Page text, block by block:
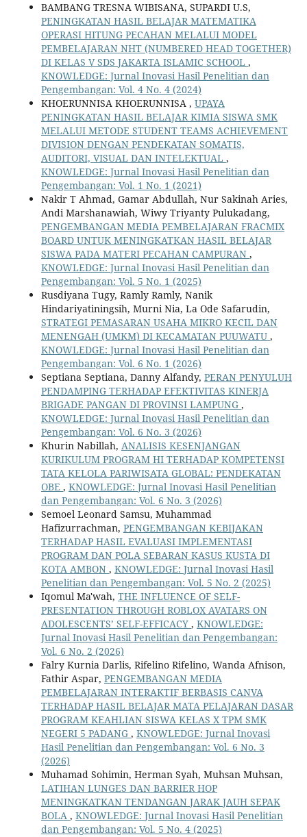
BAMBANG TRESNA WIBISANA, SUPARDI U.S,
PENINGKATAN HASIL BELAJAR MATEMATIKA
OPERASI HITUNG PECAHAN MELALUI MODEL
PEMBELAJARAN NHT (NUMBERED HEAD TOGETHER)
DI KELAS V SDS JAKARTA ISLAMIC SCHOOL ,
KNOWLEDGE: Jurnal Inovasi Hasil Penelitian dan
Pengembangan: Vol. 4 No. 4 (2024)
KHOERUNNISA KHOERUNNISA , UPAYA
PENINGKATAN HASIL BELAJAR KIMIA SISWA SMK
MELALUI METODE STUDENT TEAMS ACHIEVEMENT
DIVISION DENGAN PENDEKATAN SOMATIS,
AUDITORI, VISUAL DAN INTELEKTUAL ,
KNOWLEDGE: Jurnal Inovasi Hasil Penelitian dan
Pengembangan: Vol. 1 No. 1 (2021)
Nakir T Ahmad, Gamar Abdullah, Nur Sakinah Aries,
Andi Marshanawiah, Wiwy Triyanty Pulukadang,
PENGEMBANGAN MEDIA PEMBELAJARAN FRACMIX
BOARD UNTUK MENINGKATKAN HASIL BELAJAR
SISWA PADA MATERI PECAHAN CAMPURAN ,
KNOWLEDGE: Jurnal Inovasi Hasil Penelitian dan
Pengembangan: Vol. 5 No. 1 (2025)
Rusdiyana Tugy, Ramly Ramly, Nanik
Hindariyatiningsih, Murni Nia, La Ode Safarudin,
STRATEGI PEMASARAN USAHA MIKRO KECIL DAN
MENENGAH (UMKM) DI KECAMATAN PUUWATU ,
KNOWLEDGE: Jurnal Inovasi Hasil Penelitian dan
Pengembangan: Vol. 6 No. 1 (2026)
Septiana Septiana, Danny Alfandy, PERAN PENYULUH
PENDAMPING TERHADAP EFEKTIVITAS KINERJA
BRIGADE PANGAN DI PROVINSI LAMPUNG ,
KNOWLEDGE: Jurnal Inovasi Hasil Penelitian dan
Pengembangan: Vol. 6 No. 3 (2026)
Khurin Nabillah, ANALISIS KESENJANGAN
KURIKULUM PROGRAM HI TERHADAP KOMPETENSI
TATA KELOLA PARIWISATA GLOBAL: PENDEKATAN
OBE , KNOWLEDGE: Jurnal Inovasi Hasil Penelitian
dan Pengembangan: Vol. 6 No. 3 (2026)
Semoel Leonard Samsu, Muhammad
Hafizurrachman, PENGEMBANGAN KEBIJAKAN
TERHADAP HASIL EVALUASI IMPLEMENTASI
PROGRAM DAN POLA SEBARAN KASUS KUSTA DI
KOTA AMBON , KNOWLEDGE: Jurnal Inovasi Hasil
Penelitian dan Pengembangan: Vol. 5 No. 2 (2025)
Iqomul Ma'wah, THE INFLUENCE OF SELF-
PRESENTATION THROUGH ROBLOX AVATARS ON
ADOLESCENTS’ SELF-EFFICACY , KNOWLEDGE:
Jurnal Inovasi Hasil Penelitian dan Pengembangan:
Vol. 6 No. 2 (2026)
Falry Kurnia Darlis, Rifelino Rifelino, Wanda Afnison,
Fathir Aspar, PENGEMBANGAN MEDIA
PEMBELAJARAN INTERAKTIF BERBASIS CANVA
TERHADAP HASIL BELAJAR MATA PELAJARAN DASAR
PROGRAM KEAHLIAN SISWA KELAS X TPM SMK
NEGERI 5 PADANG , KNOWLEDGE: Jurnal Inovasi
Hasil Penelitian dan Pengembangan: Vol. 6 No. 3
(2026)
Muhamad Sohimin, Herman Syah, Muhsan Muhsan,
LATIHAN LUNGES DAN BARRIER HOP
MENINGKATKAN TENDANGAN JARAK JAUH SEPAK
BOLA , KNOWLEDGE: Jurnal Inovasi Hasil Penelitian
dan Pengembangan: Vol. 5 No. 4 (2025)